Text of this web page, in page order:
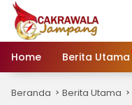
Langsung
konten
Home
Berita Utama
Beranda Berita Utama